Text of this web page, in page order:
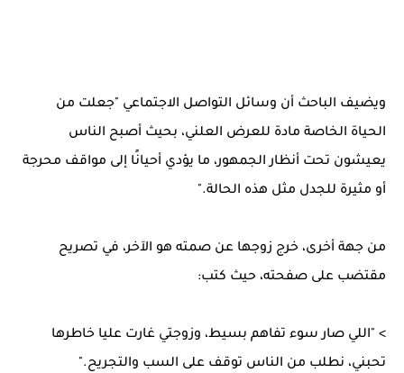
ويضيف الباحث أن وسائل التواصل الاجتماعي "جعلت من
الحياة الخاصة مادة للعرض العلني، بحيث أصبح الناس
يعيشون تحت أنظار الجمهور، ما يؤدي أحيانًا إلى مواقف محرجة
أو مثيرة للجدل مثل هذه الحالة."
من جهة أخرى، خرج زوجها عن صمته هو الآخر، في تصريح
مقتضب على صفحته، حيث كتب:
> "اللي صار سوء تفاهم بسيط، وزوجتي غارت عليا خاطرها
تحبني، نطلب من الناس توقف على السب والتجريح."